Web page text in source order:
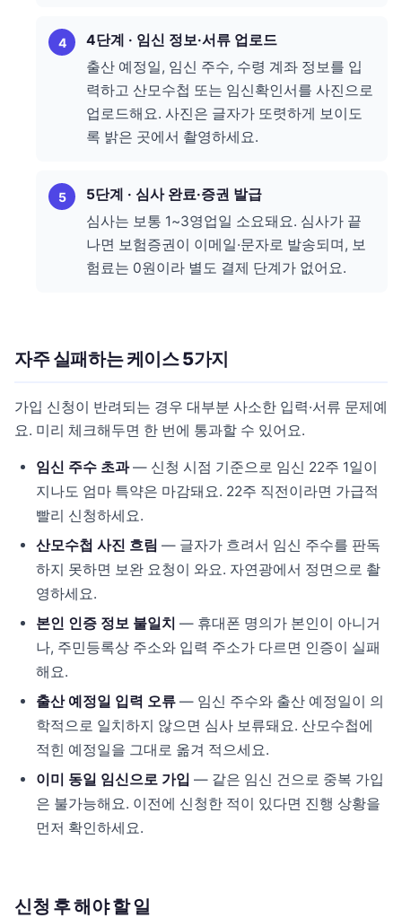
4단계 · 임신 정보·서류 업로드
출산 예정일, 임신 주수, 수령 계좌 정보를 입
력하고 산모수첩 또는 임신확인서를 사진으로
업로드해요. 사진은 글자가 또렷하게 보이도
록 밝은 곳에서 촬영하세요.
5단계 · 심사 완료·증권 발급
심사는 보통 1~3영업일 소요돼요. 심사가 끝
나면 보험증권이 이메일·문자로 발송되며, 보
험료는 0원이라 별도 결제 단계가 없어요.
자주 실패하는 케이스 5가지
가입 신청이 반려되는 경우 대부분 사소한 입력·서류 문제예
요. 미리 체크해두면 한 번에 통과할 수 있어요.
임신 주수 초과— 신청 시점 기준으로 임신 22주 1일이
지나도 엄마 특약은 마감돼요. 22주 직전이라면 가급적
빨리 신청하세요.
산모수첩 사진 흐림 — 글자가 흐려서 임신 주수를 판독
하지 못하면 보완 요청이 와요. 자연광에서 정면으로 촬
영하세요.
본인 인증 정보 불일치 — 휴대폰 명의가 본인이 아니거
나, 주민등록상 주소와 입력 주소가 다르면 인증이 실패
해요.
출산 예정일 입력 오류 — 임신 주수와 출산 예정일이 의
학적으로 일치하지 않으면 심사 보류돼요. 산모수첩에
적힌 예정일을 그대로 옮겨 적으세요.
이미 동일 임신으로 가입 — 같은 임신 건으로 중복 가입
은 불가능해요. 이전에 신청한 적이 있다면 진행 상황을
먼저 확인하세요.
신청 후 해야 할 일